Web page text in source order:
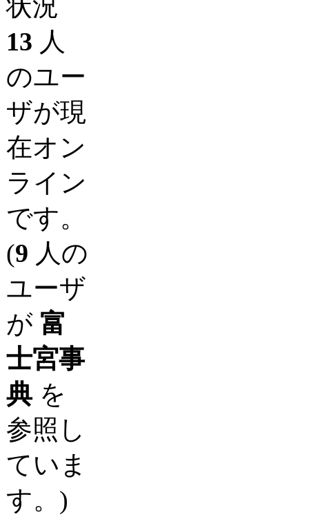
状況
13 人
のユー
ザが現
在オン
ライン
です。
(9 人の
ユーザ
が 富
士宮事
典 を
参照し
ていま
す。)